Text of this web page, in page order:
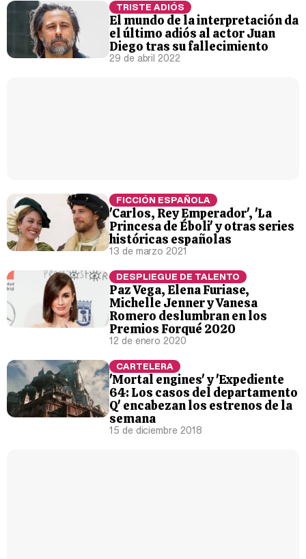
Belén Esteban: "Estoy emocionada, muy contenta y muy feliz por llegar a RTVE"
Magdalena de Suecia responde a las críticas y explica por qué le han permitido lanzar su propio negocio
TRISTE ADIÓS
El mundo de la interpretación da
el último adiós al actor Juan
Diego tras su fallecimiento
29 de abril 2022
FICCIÓN ESPAÑOLA
'Carlos, Rey Emperador', 'La
Princesa de Éboli' y otras series
históricas españolas
13 de marzo 2021
DESPLIEGUE DE TALENTO
Paz Vega, Elena Furiase,
Michelle Jenner y Vanesa
Romero deslumbran en los
Premios Forqué 2020
12 de enero 2020
CARTELERA
'Mortal engines' y 'Expediente
64: Los casos del departamento
Q' encabezan los estrenos de la
semana
15 de diciembre 2018